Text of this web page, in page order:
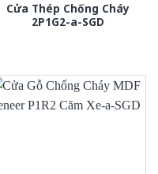
Cửa Thép Chống Cháy
2P1G2-a-SGD